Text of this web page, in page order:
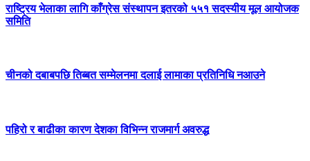
राष्ट्रिय भेलाका लागि काँग्रेस संस्थापन इतरको ५५१ सदस्यीय मूल आयोजक
समिति
चीनको दबाबपछि तिब्बत सम्मेलनमा दलाई लामाका प्रतिनिधि नआउने
पहिरो र बाढीका कारण देशका विभिन्न राजमार्ग अवरुद्ध